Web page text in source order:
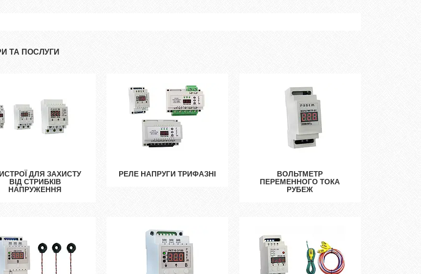
ТА ПОСЛУГИ
ДЛЯ ЗАХИСТУ
ВІД СТРИБКІВ
НАПРУЖЕННЯ
РЕЛЕ НАПРУГИ ТРИФАЗНІ
ВОЛЬТМЕТР
ПЕРЕМЕННОГО ТОКА
РУБЕЖ